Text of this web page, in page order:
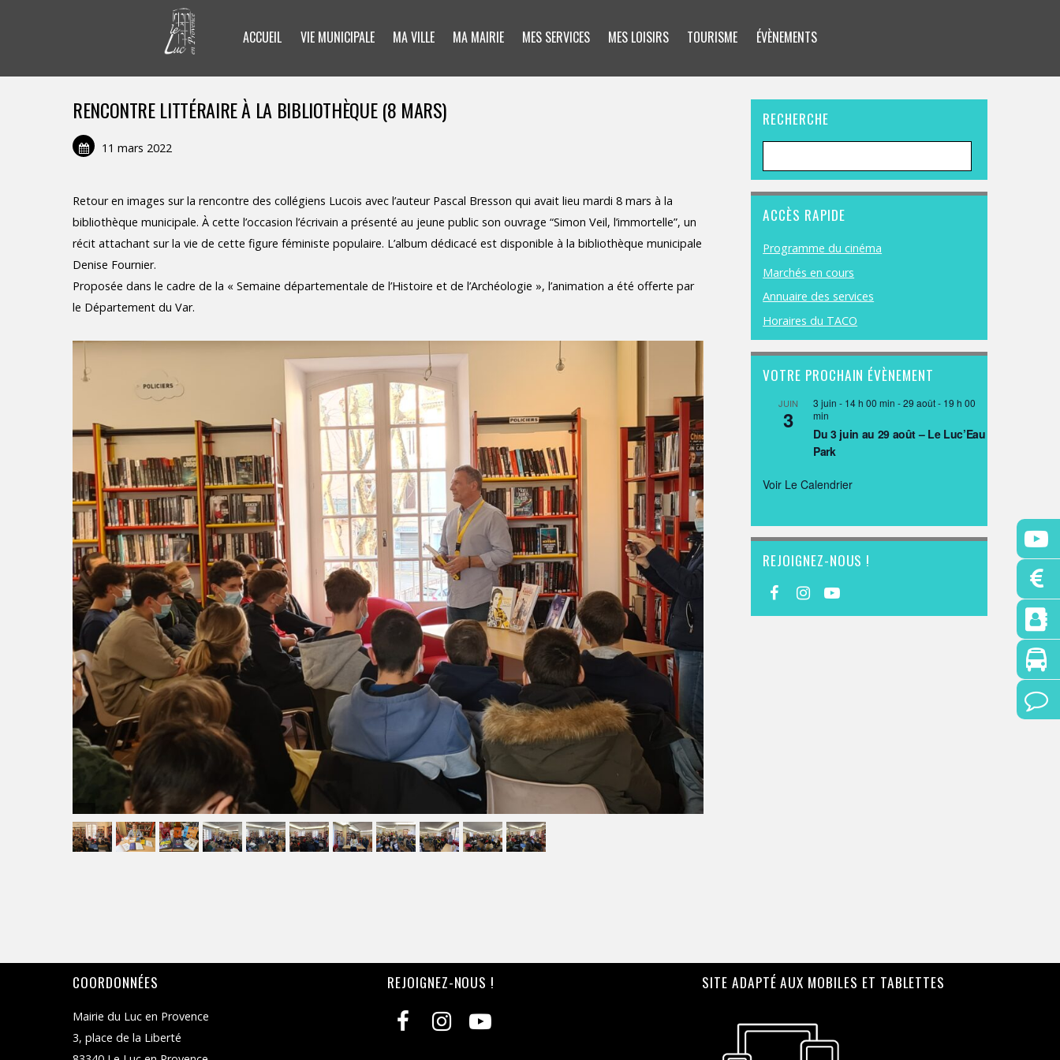
ACCUEIL VIE MUNICIPALE MA VILLE MA MAIRIE MES SERVICES MES LOISIRS TOURISME ÉVÈNEMENTS
RENCONTRE LITTÉRAIRE À LA BIBLIOTHÈQUE (8 MARS)
11 mars 2022
Retour en images sur la rencontre des collégiens Lucois avec l’auteur Pascal Bresson qui avait lieu mardi 8 mars à la
bibliothèque municipale. À cette l’occasion l’écrivain a présenté au jeune public son ouvrage “Simon Veil, l’immortelle”, un
récit attachant sur la vie de cette figure féministe populaire. L’album dédicacé est disponible à la bibliothèque municipale
Denise Fournier.
Proposée dans le cadre de la « Semaine départementale de l’Histoire et de l’Archéologie », l’animation a été offerte par
le Département du Var.
RECHERCHE
ACCÈS RAPIDE
Programme du cinéma
Marchés en cours
Annuaire des services
Horaires du TACO
VOTRE PROCHAIN ÉVÈNEMENT
JUIN
3
3 juin - 14 h 00 min -29 août - 19 h 00
min
Du 3 juin au 29 août – Le Luc’Eau
Park
Voir Le Calendrier
REJOIGNEZ-NOUS !
COORDONNÉES
Mairie du Luc en Provence
3, place de la Liberté
REJOIGNEZ-NOUS ! SITE ADAPTÉ AUX MOBILES ET TABLETTES